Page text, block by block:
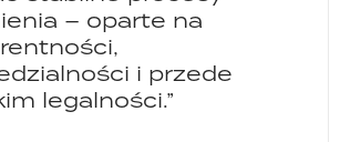
– oparte na
i przede
legalności.”